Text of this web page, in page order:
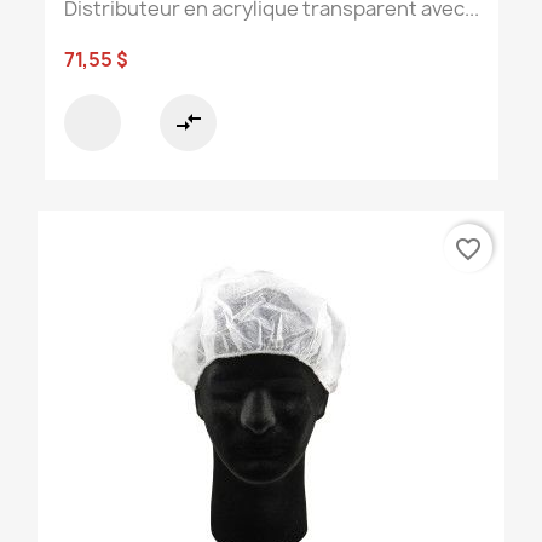
Distributeur en acrylique transparent avec...
71,55 $
compare_arrows
favorite_border